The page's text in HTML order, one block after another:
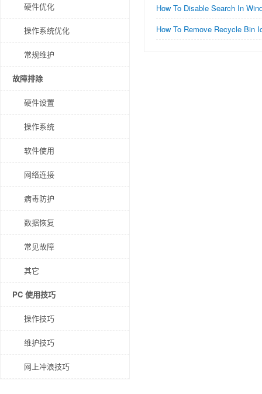
硬件优化
操作系统优化
常规维护
故障排除
硬件设置
操作系统
软件使用
网络连接
病毒防护
数据恢复
常见故障
其它
PC 使用技巧
操作技巧
维护技巧
网上冲浪技巧
How To Disable Search In
How To Remove Recycle Bin